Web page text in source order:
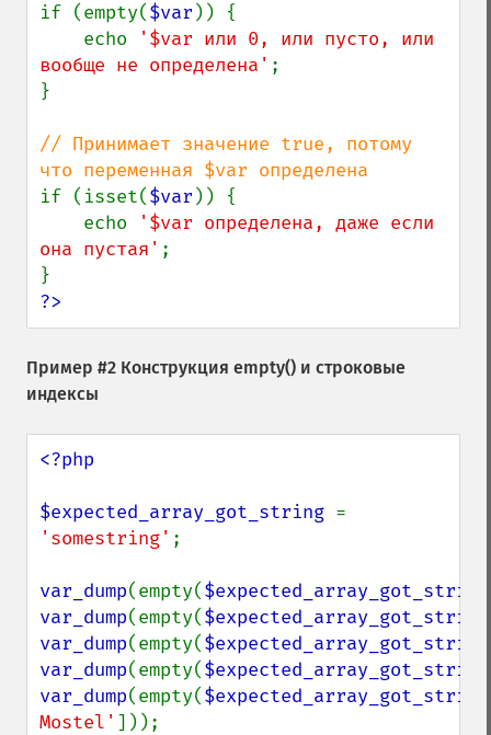
if (empty($var )) {
    echo
'$var или 0, или пусто, или
вообще не определена' ;
}
// Принимает значение true, потому
if (isset($var )) {
    echo
'$var определена, даже если
она пустая' ;
?>
Пример #2 Конструкция empty() и строковые
индексы
<?php
$expected_array_got_string
'somestring' ;
var_dump(empty($expected_array_got_string
var_dump(empty($expected_array_got_string
var_dump(empty($expected_array_got_string
var_dump(empty($expected_array_got_string
var_dump(empty($expected_array_got_string
Mostel' ]));